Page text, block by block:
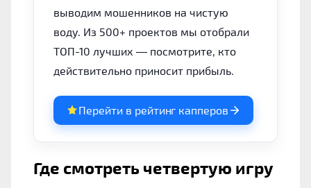
выводим мошенников на чистую
воду. Из 500+ проектов мы отобрали
ТОП-10 лучших — посмотрите, кто
действительно приносит прибыль.
Перейти в рейтинг капперов
Где смотреть четвертую игру